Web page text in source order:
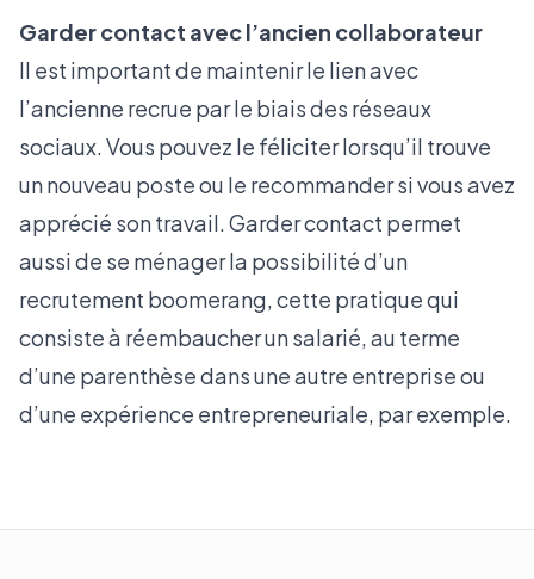
Garder contact avec l’ancien collaborateur
Il est important de maintenir le lien avec
l’ancienne recrue par le biais des réseaux
sociaux. Vous pouvez le féliciter lorsqu’il trouve
un nouveau poste ou le recommander si vous avez
apprécié son travail. Garder contact permet
aussi de se ménager la possibilité d’un
recrutement boomerang, cette pratique qui
consiste à réembaucher un salarié, au terme
d’une parenthèse dans une autre entreprise ou
d’une expérience entrepreneuriale, par exemple.